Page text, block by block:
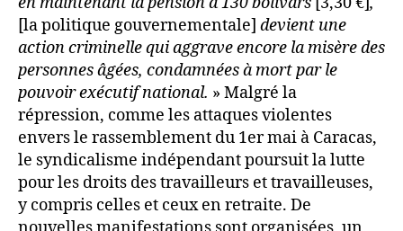
[la politique gouvernementale] devient une
action criminelle qui aggrave encore la misère des
personnes âgées, condamnées à mort par le
pouvoir exécutif national. » Malgré la
répression, comme les attaques violentes
envers le rassemblement du 1er mai à Caracas,
le syndicalisme indépendant poursuit la lutte
pour les droits des travailleurs et travailleuses,
y compris celles et ceux en retraite. De